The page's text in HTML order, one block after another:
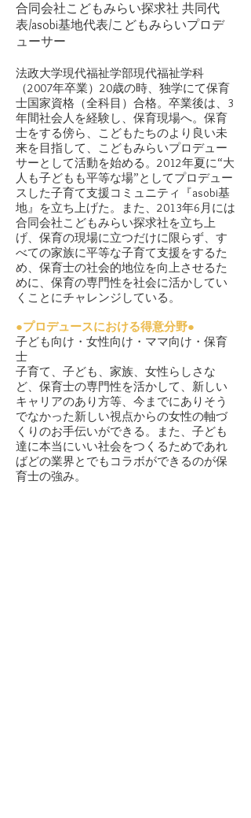
合同会社こどもみらい探求社 共同代
表/asobi基地代表/こどもみらいプロデ
ューサー
法政大学現代福祉学部現代福祉学科
（2007年卒業）20歳の時、独学にて保育
士国家資格（全科目）合格。卒業後は、3
年間社会人を経験し、保育現場へ。保育
士をする傍ら、こどもたちのより良い未
来を目指して、こどもみらいプロデュー
サーとして活動を始める。2012年夏に“大
人も子どもも平等な場”としてプロデュー
スした子育て支援コミュニティ『asobi基
地』を立ち上げた。また、2013年6月には
合同会社こどもみらい探求社を立ち上
げ、保育の現場に立つだけに限らず、す
べての家族に平等な子育て支援をするた
め、保育士の社会的地位を向上させるた
めに、保育の専門性を社会に活かしてい
くことにチャレンジしている。
●プロデュースにおける得意分野●
子ども向け・女性向け・ママ向け・保育
士
子育て、子ども、家族、女性らしさな
ど、保育士の専門性を活かして、新しい
キャリアのあり方等、今までにありそう
でなかった新しい視点からの女性の軸づ
くりのお手伝いができる。また、子ども
達に本当にいい社会をつくるためであれ
ばどの業界とでもコラボができるのが保
育士の強み。